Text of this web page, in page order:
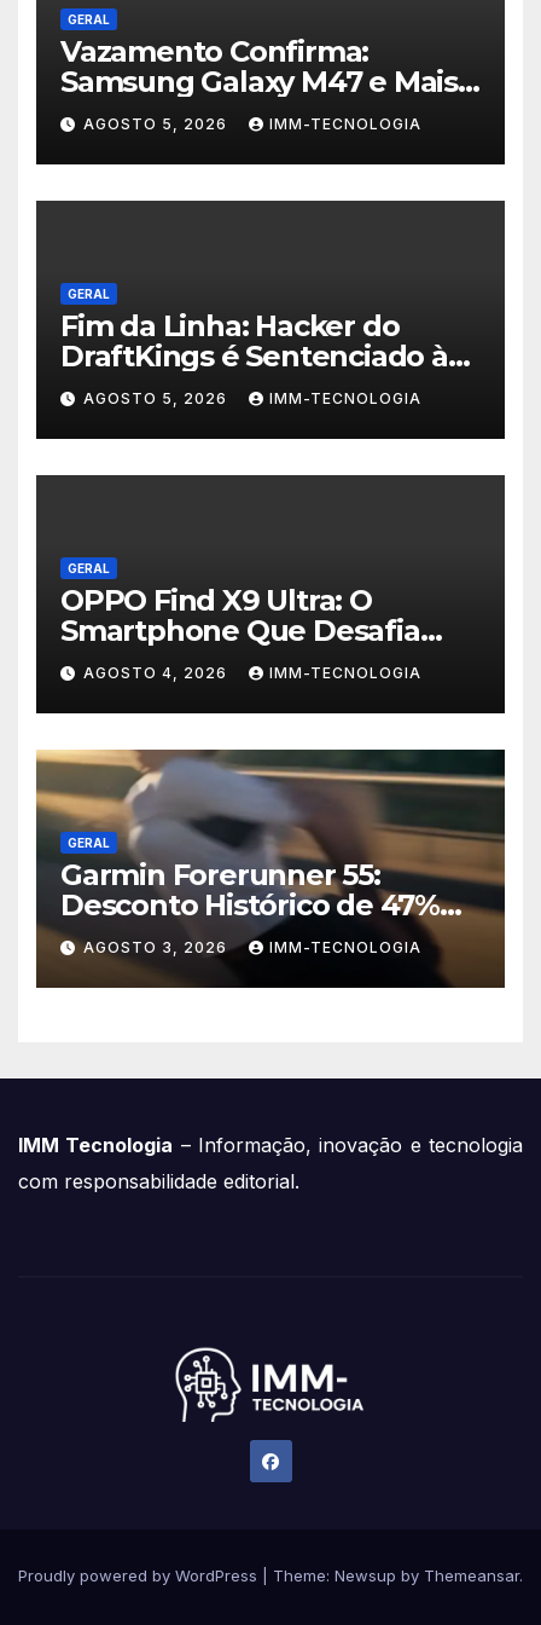
GERAL
Vazamento Confirma:
Samsung Galaxy M47 e Mais
Dois Dispositivos a Caminho!
AGOSTO 5, 2026 IMM-TECNOLOGIA
GERAL
Fim da Linha: Hacker do
DraftKings é Sentenciado à
Prisão por Esquema
Milionário de Contas
Roubadas
AGOSTO 5, 2026 IMM-TECNOLOGIA
GERAL
OPPO Find X9 Ultra: O
Smartphone Que Desafia
Câmeras Profissionais com
200MP e Tecnologia
Hasselblad
AGOSTO 4, 2026 IMM-TECNOLOGIA
GERAL
Garmin Forerunner 55:
Desconto Histórico de 47%
no Smartwatch Essencial
para Corredores!
AGOSTO 3, 2026 IMM-TECNOLOGIA
IMM Tecnologia – Informação, inovação e tecnologia
com responsabilidade editorial.
Proudly powered by WordPress Theme: Newsup by Themeansar.